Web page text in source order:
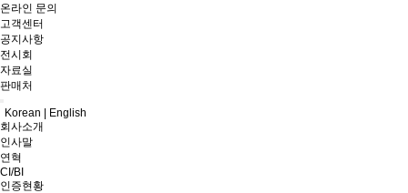
온라인 문의
고객센터
공지사항
전시회
자료실
판매처
Korean
English
회사소개
인사말
연혁
CI/BI
인증현황